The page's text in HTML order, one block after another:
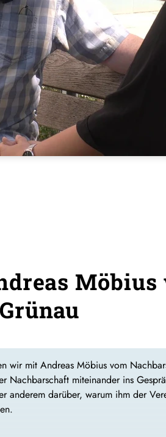
Möbius
mit Andreas Möbius vom
Nachbarschaft miteinander ins
darüber, warum ihm der